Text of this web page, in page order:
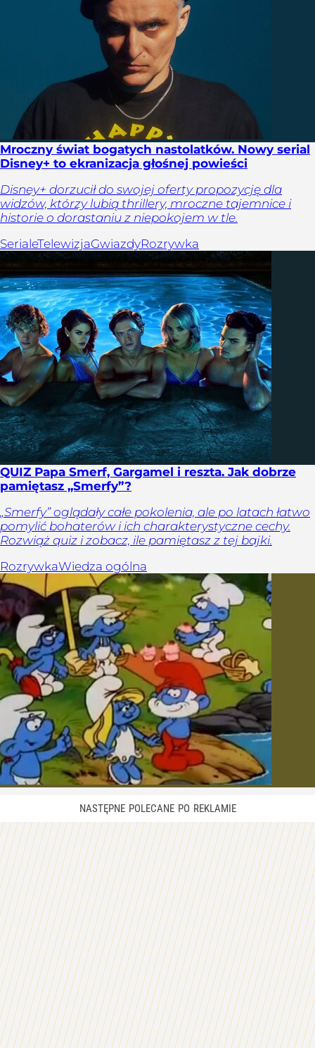
Mroczny świat bogatych nastolatków. Nowy serial
Disney+ to ekranizacja głośnej powieści
Disney+ dorzucił do swojej oferty propozycję dla
widzów, którzy lubią thrillery, mroczne tajemnice i
historie o dorastaniu z niepokojem w tle.
SerialeTelewizjaGwiazdyRozrywka
QUIZ Papa Smerf, Gargamel i reszta. Jak dobrze
pamiętasz „Smerfy”?
„Smerfy” oglądały całe pokolenia, ale po latach łatwo
pomylić bohaterów i ich charakterystyczne cechy.
Rozwiąż quiz i zobacz, ile pamiętasz z tej bajki.
RozrywkaWiedza ogólna